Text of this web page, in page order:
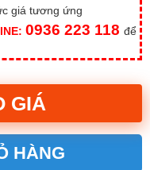
giá tương ứng
0936 223 118 để
GIÁ
HÀNG